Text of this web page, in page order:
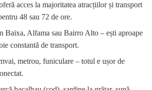
acces la majoritatea atracțiilor și transport
48 sau 72 de ore.
Baixa, Alfama sau Bairro Alto – ești aproape
constantă de transport.
metrou, funiculare – totul e ușor de